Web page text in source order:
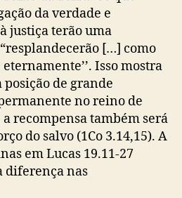
da verdade e
justiça terão uma
[…] como
Isso mostra
de grande
no reino de
recompensa também será
do salvo (1Co 3.14,15). A
em Lucas 19.11-27
diferença nas